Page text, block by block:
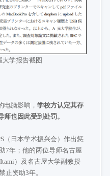
大学报告截图
脑影响， 学校方认定其存
也因此受到处罚。
（日本学术振兴会）作出惩
7年；他的两位导师名古屋
Itami）及名古屋大学副教授
止资助3年。